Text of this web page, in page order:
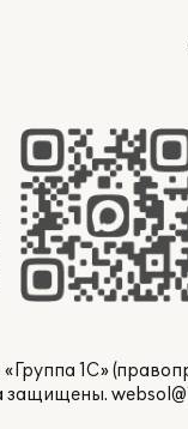
1С»
защищены.